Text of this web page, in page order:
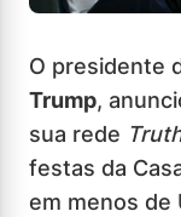
O presidente
Trump,
sua rede
festas da
em menos de